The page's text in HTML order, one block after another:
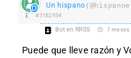
Un hispano
#3182934
Bot en RRSS 7 meses
Puede que lleve razón y